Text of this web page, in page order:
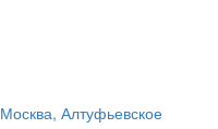
Москва, Алтуфьевское